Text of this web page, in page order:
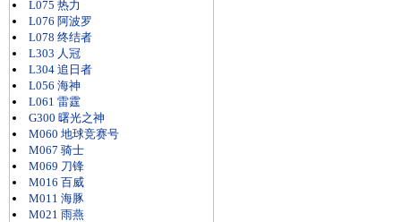
L075 热力
L076 阿波罗
L078 终结者
L303 人冠
L304 追日者
L056 海神
L061 雷霆
G300 曙光之神
M060 地球竞赛号
M067 骑士
M069 刀锋
M016 百威
M011 海豚
M021 雨燕